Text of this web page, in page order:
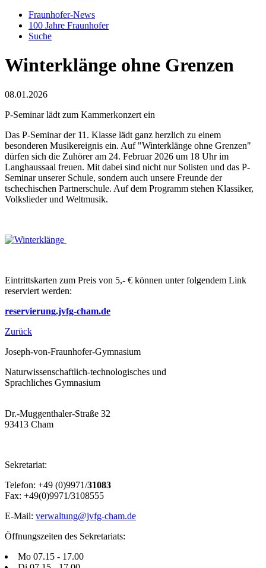
Fraunhofer-News
100 Jahre Fraunhofer
Suche
Winterklänge ohne Grenzen
08.01.2026
P-Seminar lädt zum Kammerkonzert ein
Das P-Seminar der 11. Klasse lädt ganz herzlich zu einem
besonderen Musikereignis ein. Auf "Winterklänge ohne Grenzen"
dürfen sich die Zuhörer am 24. Februar 2026 um 18 Uhr im
Langhaussaal freuen. Mit dabei sind nicht nur Solisten und das P-
Seminar unserer Schule, sondern auch unsere Freunde der
tschechischen Partnerschule. Auf dem Programm stehen Klassiker,
Volkslieder und Weltmusik.
Eintrittskarten zum Preis von 5,- € können unter folgendem Link
reserviert werden:
reservierung.jvfg-cham.de
Zurück
Joseph-von-Fraunhofer-Gymnasium
Naturwissenschaftlich-technologisches und
Sprachliches Gymnasium
Dr.-Muggenthaler-Straße 32
93413 Cham
Sekretariat:
Telefon: +49 (0)9971/31083
Fax: +49(0)9971/3108555
E-Mail: verwaltung@jvfg-cham.de
Öffnungszeiten des Sekretariats:
Mo 07.15 - 17.00